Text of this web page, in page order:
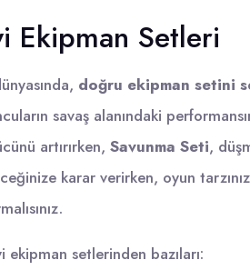
Ekipman Setleri
doğru ekipman setini
savaş alanındaki
artırırken, Savunma Seti,
karar verirken, oyun
ekipman setlerinden bazıları: